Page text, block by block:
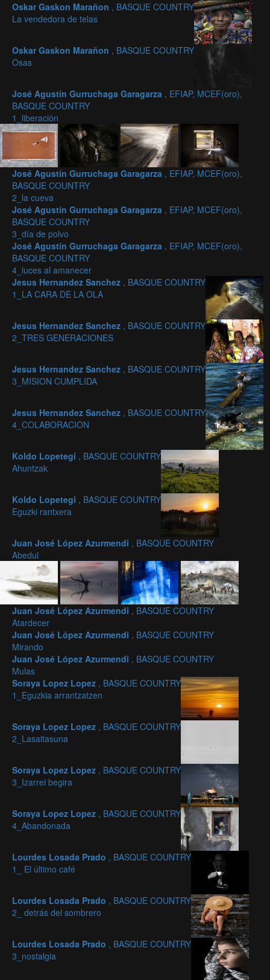
Oskar Gaskon Marañon , BASQUE COUNTRY
La vendedora de telas
Oskar Gaskon Marañon , BASQUE COUNTRY
Osas
José Agustín Gurruchaga Garagarza , EFIAP, MCEF(oro),
BASQUE COUNTRY
1_liberación
José Agustín Gurruchaga Garagarza , EFIAP, MCEF(oro),
BASQUE COUNTRY
2_la cueva
José Agustín Gurruchaga Garagarza , EFIAP, MCEF(oro),
BASQUE COUNTRY
3_día de polvo
José Agustín Gurruchaga Garagarza , EFIAP, MCEF(oro),
BASQUE COUNTRY
4_luces al amanecer
Jesus Hernandez Sanchez , BASQUE COUNTRY
1_LA CARA DE LA OLA
Jesus Hernandez Sanchez , BASQUE COUNTRY
2_TRES GENERACIONES
Jesus Hernandez Sanchez , BASQUE COUNTRY
3_MISION CUMPLIDA
Jesus Hernandez Sanchez , BASQUE COUNTRY
4_COLABORACION
Koldo Lopetegi , BASQUE COUNTRY
Ahuntzak
Koldo Lopetegi , BASQUE COUNTRY
Eguzki rantxera
Juan José López Azurmendi , BASQUE COUNTRY
Abedul
Juan José López Azurmendi , BASQUE COUNTRY
Atardecer
Juan José López Azurmendi , BASQUE COUNTRY
Mirando
Juan José López Azurmendi , BASQUE COUNTRY
Mulas
Soraya Lopez Lopez , BASQUE COUNTRY
1_Eguzkia arrantzatzen
Soraya Lopez Lopez , BASQUE COUNTRY
2_Lasaitasuna
Soraya Lopez Lopez , BASQUE COUNTRY
3_Izarrei begira
Soraya Lopez Lopez , BASQUE COUNTRY
4_Abandonada
Lourdes Losada Prado , BASQUE COUNTRY
1_ El último café
Lourdes Losada Prado , BASQUE COUNTRY
2_ detrás del sombrero
Lourdes Losada Prado , BASQUE COUNTRY
3_nostalgia